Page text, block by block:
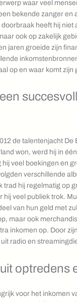
waar veel
bekende zanger en
heeft hij niet
ook op zakelijk
jaren groeide zijn
op en waar komt zijn
de talentenjacht De
won, werd hij in
hij veel boekingen en
verschillende
trad hij regelmatig op
hij veel publiek trok.
van hun geld met
maar ook
inkomen op. Door
radio en
optredens
voor het inkomen